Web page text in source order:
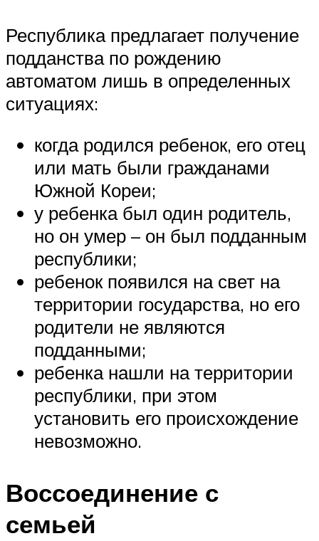
Республика предлагает получение
подданства по рождению
автоматом лишь в определенных
ситуациях:
когда родился ребенок, его отец
или мать были гражданами
Южной Кореи;
у ребенка был один родитель,
но он умер – он был подданным
республики;
ребенок появился на свет на
территории государства, но его
родители не являются
подданными;
ребенка нашли на территории
республики, при этом
установить его происхождение
невозможно.
Воссоединение с
семьей